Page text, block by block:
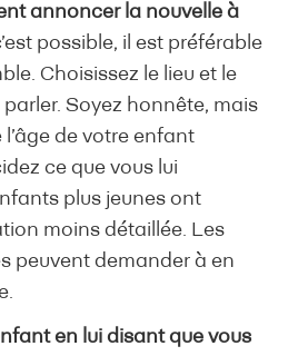
annoncer la nouvelle à
possible, il est préférable
Choisissez le lieu et le
Soyez honnête, mais
de votre enfant
ce que vous lui
plus jeunes ont
moins détaillée. Les
peuvent demander à en
en lui disant que vous